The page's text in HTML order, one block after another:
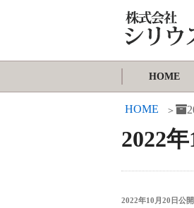
シリ
HOME
HOME
2022年
投
2022年10月20日公開